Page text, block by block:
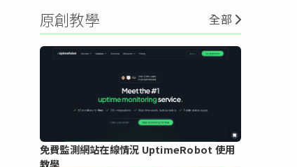
原創教學 全部
免費監測網站在線情況 UptimeRobot 使用
教學